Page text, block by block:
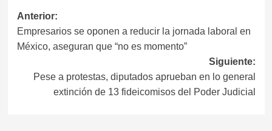
Anterior:
Empresarios se oponen a reducir la jornada laboral en
México, aseguran que “no es momento”
Siguiente:
Pese a protestas, diputados aprueban en lo general
extinción de 13 fideicomisos del Poder Judicial